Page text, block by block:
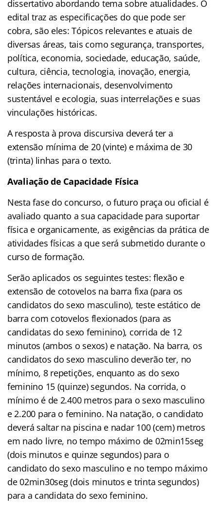
dissertativo abordando tema sobre atualidades. O
edital traz as especificações do que pode ser
cobra, são eles: Tópicos relevantes e atuais de
diversas áreas, tais como segurança, transportes,
política, economia, sociedade, educação, saúde,
cultura, ciência, tecnologia, inovação, energia,
relações internacionais, desenvolvimento
sustentável e ecologia, suas interrelações e suas
vinculações históricas.
A resposta à prova discursiva deverá ter a
extensão mínima de 20 (vinte) e máxima de 30
(trinta) linhas para o texto.
Avaliação de Capacidade Física
Nesta fase do concurso, o futuro praça ou oficial é
avaliado quanto a sua capacidade para suportar
física e organicamente, as exigências da prática de
atividades físicas a que será submetido durante o
curso de formação.
Serão aplicados os seguintes testes: flexão e
extensão de cotovelos na barra fixa (para os
candidatos do sexo masculino), teste estático de
barra com cotovelos flexionados (para as
candidatas do sexo feminino), corrida de 12
minutos (ambos o sexos) e natação. Na barra, os
candidatos do sexo masculino deverão ter, no
mínimo, 8 repetições, enquanto as do sexo
feminino 15 (quinze) segundos. Na corrida, o
mínimo é de 2.400 metros para o sexo masculino
e 2.200 para o feminino. Na natação, o candidato
deverá saltar na piscina e nadar 100 (cem) metros
em nado livre, no tempo máximo de 02min15seg
(dois minutos e quinze segundos) para o
candidato do sexo masculino e no tempo máximo
de 02min30seg (dois minutos e trinta segundos)
para a candidata do sexo feminino.